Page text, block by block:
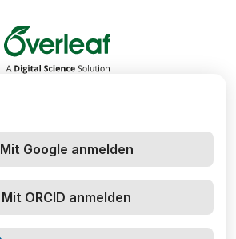
Overleaf
Mit Google anmelden
Mit ORCID anmelden